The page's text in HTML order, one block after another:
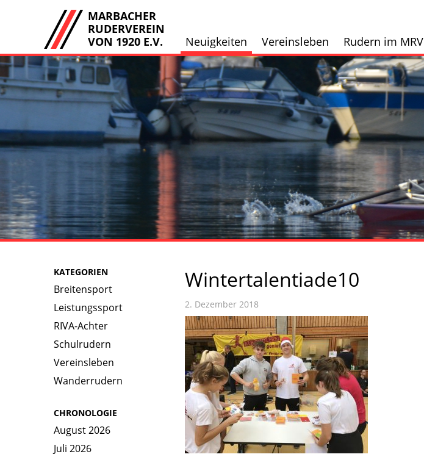
MARBACHER
RUDERVEREIN
VON 1920 E.V.
Neuigkeiten Vereinsleben Rudern im MRV
KATEGORIEN
Breitensport
Leistungssport
RIVA-Achter
Schulrudern
Vereinsleben
Wanderrudern
CHRONOLOGIE
August 2026
Juli 2026
Wintertalentiade10
2. Dezember 2018